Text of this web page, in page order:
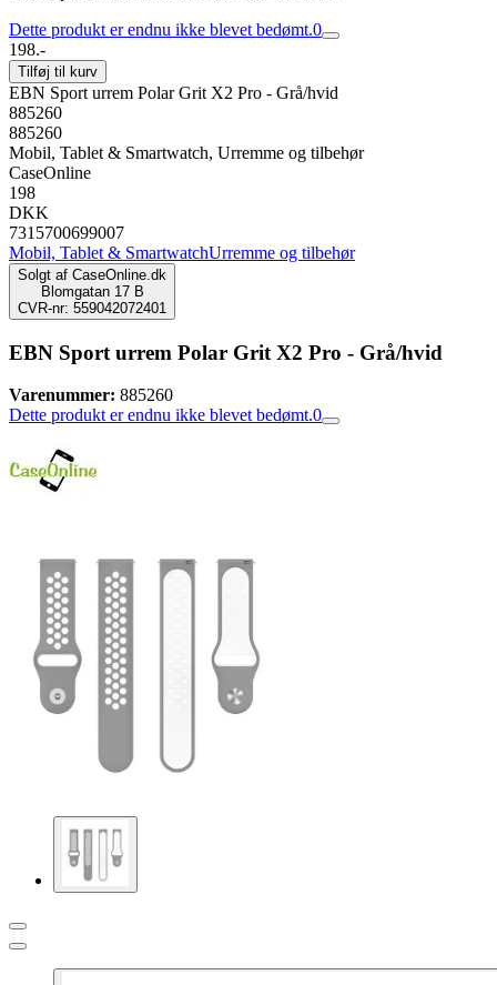
Dette produkt er endnu ikke blevet bedømt.0
198.-
Tilføj til kurv
EBN Sport urrem Polar Grit X2 Pro - Grå/hvid
885260
885260
Mobil, Tablet & Smartwatch, Urremme og tilbehør
CaseOnline
198
DKK
7315700699007
Mobil, Tablet & SmartwatchUrremme og tilbehør
Solgt af CaseOnline.dk
Blomgatan 17 B
CVR-nr: 559042072401
EBN Sport urrem Polar Grit X2 Pro - Grå/hvid
Varenummer: 885260
Dette produkt er endnu ikke blevet bedømt.0